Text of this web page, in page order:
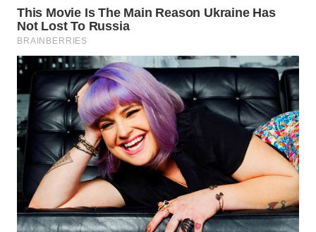
WN
LANGKAT
WN
TAPANULI
SELATAN
WN
TANJUNG
LESUNG
WN
KARO